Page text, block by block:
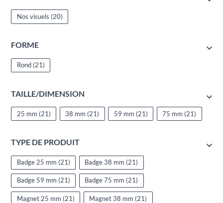
Nos visuels (20)
FORME
Rond (21)
TAILLE/DIMENSION
25 mm (21) 38 mm (21) 59 mm (21) 75 mm (21)
TYPE DE PRODUIT
Badge 25 mm (21) Badge 38 mm (21)
Badge 59 mm (21) Badge 75 mm (21)
Magnet 25 mm (21) Magnet 38 mm (21)